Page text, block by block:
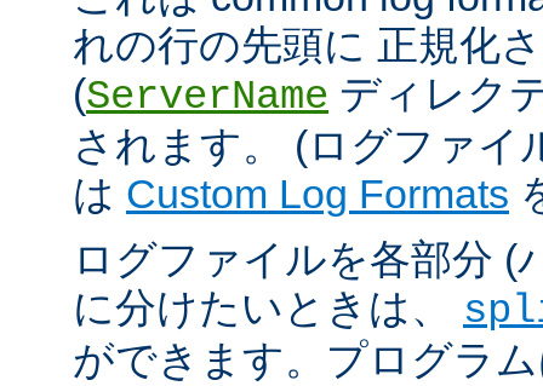
れの行の先頭に 正規化
(ServerName ディレク
されます。 (ログファイ
は Custom Log Formats
ログファイルを各部分 (
に分けたいときは、
ができます。プログラ